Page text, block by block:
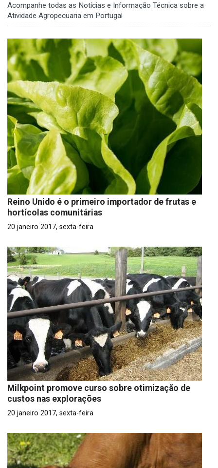
Acompanhe todas as Notícias e Informação Técnica sobre a
Atividade Agropecuaria em Portugal
Reino Unido é o primeiro importador de frutas e
hortícolas comunitárias
20 janeiro 2017, sexta-feira
Milkpoint promove curso sobre otimização de
custos nas explorações
20 janeiro 2017, sexta-feira